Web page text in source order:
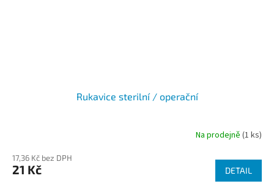
Rukavice sterilní / operační
Na prodejně (1 ks)
17,36 Kč bez DPH
21 Kč DETAIL